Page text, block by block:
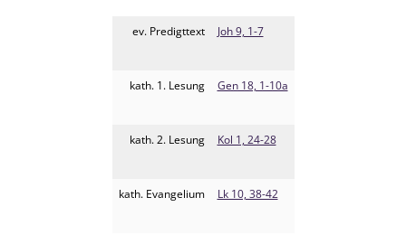
ev. Predigttext
kath. 1. Lesung
kath. 2. Lesung
kath. Evangelium
Joh 9, 1-7
Gen 18, 1-10a
Kol 1, 24-28
Lk 10, 38-42